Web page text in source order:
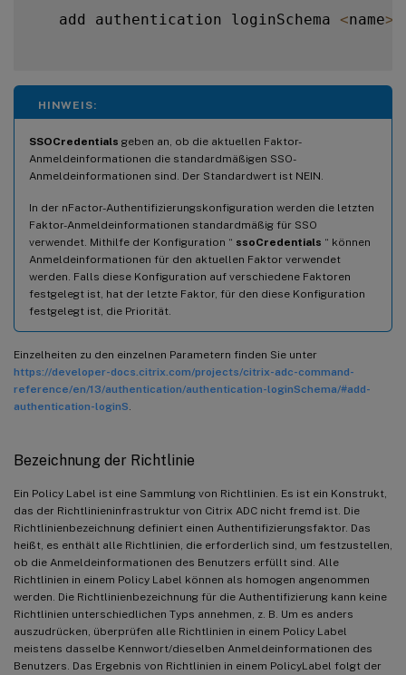
   add authentication loginSchema
<name>
HINWEIS:
SSOCredentials geben an, ob die aktuellen Faktor-
Anmeldeinformationen die standardmäßigen SSO-
Anmeldeinformationen sind. Der Standardwert ist NEIN.
In der nFactor-Authentifizierungskonfiguration werden die letzten
Faktor-Anmeldeinformationen standardmäßig für SSO
verwendet. Mithilfe der Konfiguration “ ssoCredentials “ können
Anmeldeinformationen für den aktuellen Faktor verwendet
werden. Falls diese Konfiguration auf verschiedene Faktoren
festgelegt ist, hat der letzte Faktor, für den diese Konfiguration
festgelegt ist, die Priorität.
Einzelheiten zu den einzelnen Parametern finden Sie unter
https://developer-docs.citrix.com/projects/citrix-adc-command-
reference/en/13/authentication/authentication-loginSchema/#add-
authentication-loginS
Bezeichnung der Richtlinie
Ein Policy Label ist eine Sammlung von Richtlinien. Es ist ein Konstrukt,
das der Richtlinieninfrastruktur von Citrix ADC nicht fremd ist. Die
Richtlinienbezeichnung definiert einen Authentifizierungsfaktor. Das
heißt, es enthält alle Richtlinien, die erforderlich sind, um festzustellen,
ob die Anmeldeinformationen des Benutzers erfüllt sind. Alle
Richtlinien in einem Policy Label können als homogen angenommen
werden. Die Richtlinienbezeichnung für die Authentifizierung kann keine
Richtlinien unterschiedlichen Typs annehmen, z. B. Um es anders
auszudrücken, überprüfen alle Richtlinien in einem Policy Label
meistens dasselbe Kennwort/dieselben Anmeldeinformationen des
Benutzers. Das Ergebnis von Richtlinien in einem PolicyLabel folgt der